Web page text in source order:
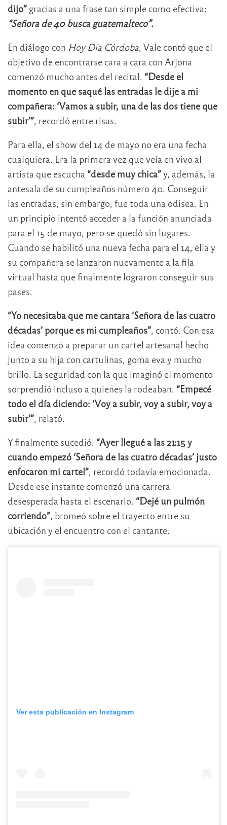
dijo” gracias a una frase tan simple como efectiva:
“Señora de 40 busca guatemalteco”.
En diálogo con Hoy Día Córdoba, Vale contó que el
objetivo de encontrarse cara a cara con Arjona
comenzó mucho antes del recital. “Desde el
momento en que saqué las entradas le dije a mi
compañera: ‘Vamos a subir, una de las dos tiene que
subir’”, recordó entre risas.
Para ella, el show del 14 de mayo no era una fecha
cualquiera. Era la primera vez que veía en vivo al
artista que escucha “desde muy chica”y, además, la
antesala de su cumpleaños número 40. Conseguir
las entradas, sin embargo, fue toda una odisea. En
un principio intentó acceder a la función anunciada
para el 15 de mayo, pero se quedó sin lugares.
Cuando se habilitó una nueva fecha para el 14, ella y
su compañera se lanzaron nuevamente a la fila
virtual hasta que finalmente lograron conseguir sus
pases.
“Yo necesitaba que me cantara ‘Señora de las cuatro
décadas’ porque es mi cumpleaños”, contó. Con esa
idea comenzó a preparar un cartel artesanal hecho
junto a su hija con cartulinas, goma eva y mucho
brillo. La seguridad con la que imaginó el momento
sorprendió incluso a quienes la rodeaban. “Empecé
todo el día diciendo: ‘Voy a subir, voy a subir, voy a
subir’”, relató.
Y finalmente sucedió. “Ayer llegué a las 21:15 y
cuando empezó ‘Señora de las cuatro décadas’ justo
enfocaron mi cartel”, recordó todavía emocionada.
Desde ese instante comenzó una carrera
desesperada hasta el escenario. “Dejé un pulmón
corriendo”, bromeó sobre el trayecto entre su
ubicación y el encuentro con el cantante.
Ver esta publicación en Instagram